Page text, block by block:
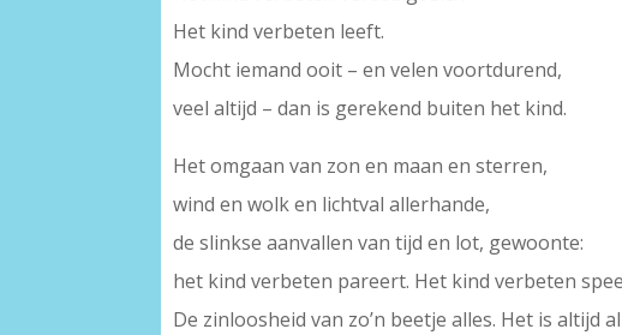
Het kind verbeten leeft.
Mocht iemand ooit – en velen voortdurend,
veel altijd – dan is gerekend buiten het kind.
Het omgaan van zon en maan en sterren,
wind en wolk en lichtval allerhande,
de slinkse aanvallen van tijd en lot, gewoonte:
het kind verbeten pareert. Het kind verbeten
De zinloosheid van zo’n beetje alles. Het is